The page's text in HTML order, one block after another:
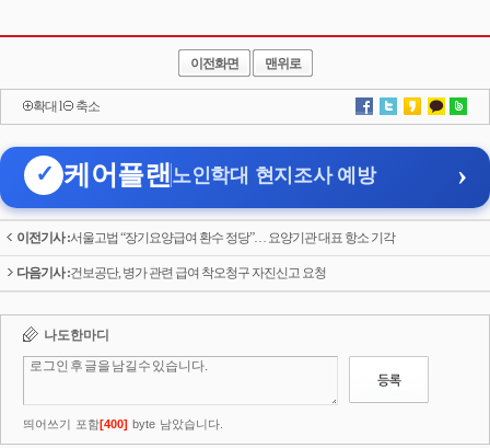
이전화면 맨위로
확대 l 축소
✓ 케어플랜노인학대 현지조사 예방 ›
이전기사 :서울고법 “장기요양급여 환수 정당”… 요양기관 대표 항소 기각
다음기사 :건보공단, 병가 관련 급여 착오청구 자진신고 요청